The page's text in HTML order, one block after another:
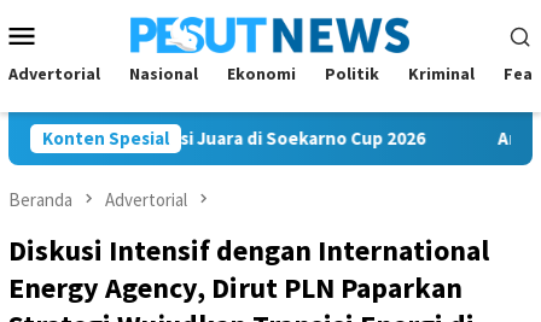
ke
kontenMobile
Advertorial Nasional Ekonomi Politik Kriminal
Konten Spesial
FC Bawa Misi Juara di Soekarno Cup 2026 Andi Satya
Beranda Advertorial
Diskusi Intensif dengan International
Energy Agency, Dirut PLN Paparkan